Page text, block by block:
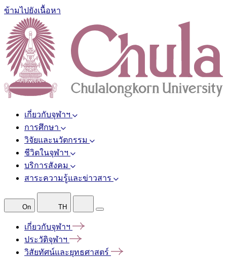
ข้ามไปยังเนื้อหา
เกี่ยวกับจุฬาฯ
การศึกษา
วิจัยและนวัตกรรม
ชีวิตในจุฬาฯ
บริการสังคม
สาระความรู้และข่าวสาร
On TH
เกี่ยวกับจุฬาฯ
ประวัติจุฬาฯ
วิสัยทัศน์และยุทธศาสตร์